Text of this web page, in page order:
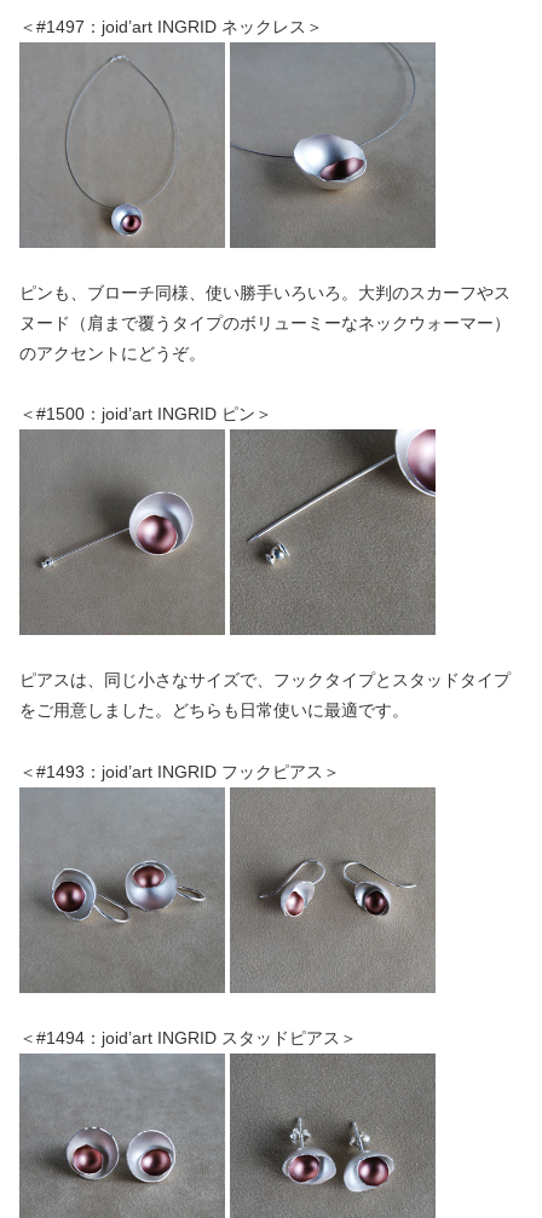
＜#1497：joid’art INGRID ネックレス＞
ピンも、ブローチ同様、使い勝手いろいろ。大判のスカーフやス
ヌード（肩まで覆うタイプのボリューミーなネックウォーマー）
のアクセントにどうぞ。
＜#1500：joid’art INGRID ピン＞
ピアスは、同じ小さなサイズで、フックタイプとスタッドタイプ
をご用意しました。どちらも日常使いに最適です。
＜#1493：joid’art INGRID フックピアス＞
＜#1494：joid’art INGRID スタッドピアス＞